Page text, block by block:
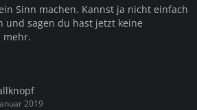
Sinn machen. Kannst ja nicht einfach
und sagen du hast jetzt keine
mehr.
2019